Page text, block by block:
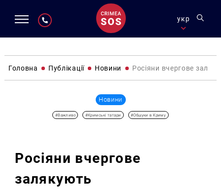
укр
Головна Публікації Новини Росіяни вчергове
Новини
#Важливо #Кримські татари #Обшуки в Криму
Росіяни вчергове
залякують